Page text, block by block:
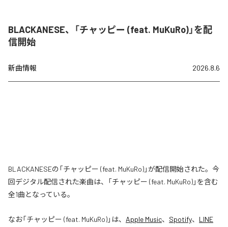
BLACKANESE、「チャッピー (feat. MuKuRo)」を配
信開始
新曲情報 2026.8.6
BLACKANESEの「チャッピー (feat. MuKuRo)」が配信開始された。今
回デジタル配信された楽曲は、「チャッピー (feat. MuKuRo)」を含む
全1曲となっている。
なお「チャッピー (feat. MuKuRo)」は、 Apple Music、 Spotify、 LINE